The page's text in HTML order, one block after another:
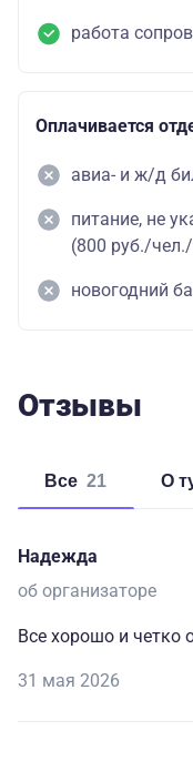
работа
Оплачивается
авиа- и ж/д
питание, не
(800 руб./
новогодний
Отзывы
Все 21 о
Надежда
об организаторе
Все хорошо и четко
31 мая 2026